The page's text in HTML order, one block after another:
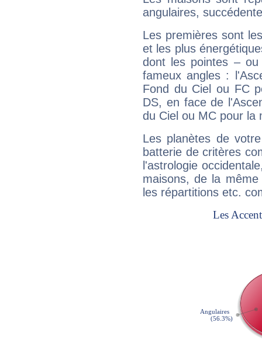
angulaires,
Les premières sont
et les plus
dont les pointes –
fameux angles :
Fond du Ciel ou FC
DS, en face de
du Ciel ou MC pour la
Les planètes de
batterie de critères
l'astrologie
maisons, de la
les répartitions etc.